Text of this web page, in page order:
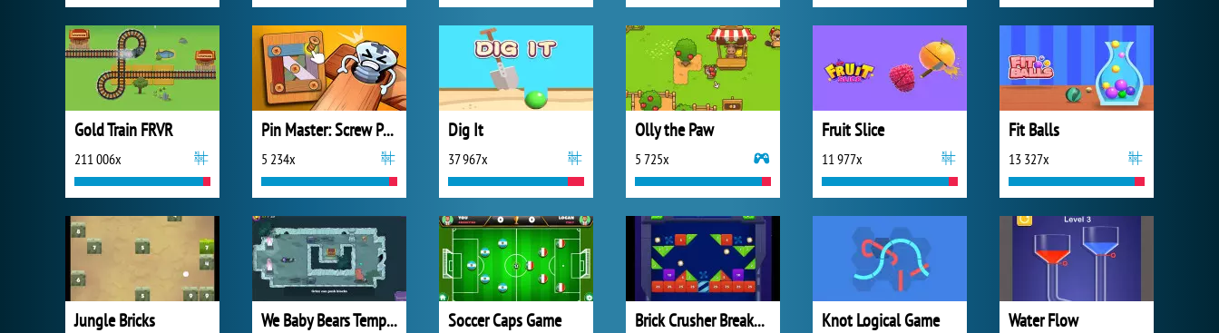
Gold Train FRVR
211 006x
Pin Master: Screw Puzzle Quest
5 234x
Dig It
37 967x
Olly the Paw
5 725x
Fruit Slice
11 977x
Fit Balls
13 327x
Jungle Bricks We Baby Bears Temple Soccer Caps Game Brick Crusher Breaker Ball Knot Logical Game Water Flow